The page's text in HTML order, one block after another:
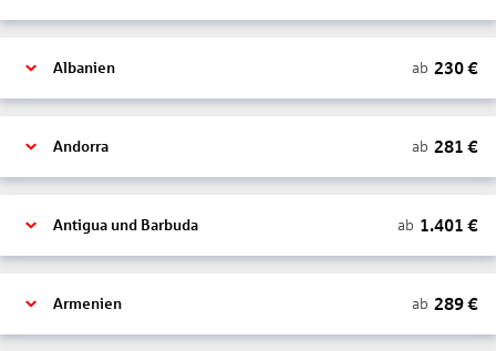
Albanien ab 230€
Andorra ab 281 €
Antigua und Barbuda ab 1.401 €
Armenien ab 289€